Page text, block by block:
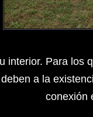
interior. Para
a la
conexión